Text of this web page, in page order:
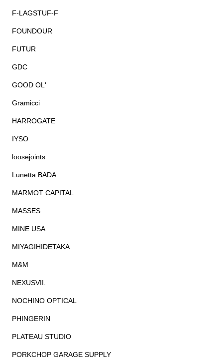
F-LAGSTUF-F
FOUNDOUR
FUTUR
GDC
GOOD OL'
Gramicci
HARROGATE
IYSO
loosejoints
Lunetta BADA
MARMOT CAPITAL
MASSES
MINE USA
MIYAGIHIDETAKA
M&M
NEXUSVII.
NOCHINO OPTICAL
PHINGERIN
PLATEAU STUDIO
PORKCHOP GARAGE SUPPLY